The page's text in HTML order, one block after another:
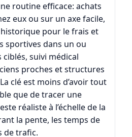
routine efficace: achats
eux ou sur un axe facile,
pour le frais et
sportives dans un ou
suivi médical
proches et structures
clé est moins d’avoir tout
que de tracer une
réaliste à l’échelle de la
la pente, les temps de
de trafic.